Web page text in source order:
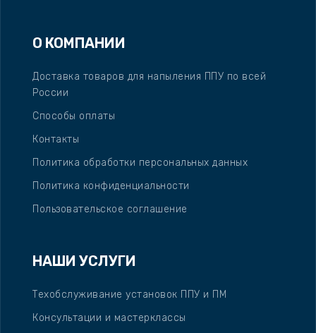
О КОМПАНИИ
Доставка товаров для напыления ППУ по всей
России
Способы оплаты
Контакты
Политика обработки персональных данных
Политика конфиденциальности
Пользовательское соглашение
НАШИ УСЛУГИ
Техобслуживание установок ППУ и ПМ
Консультации и мастерклассы